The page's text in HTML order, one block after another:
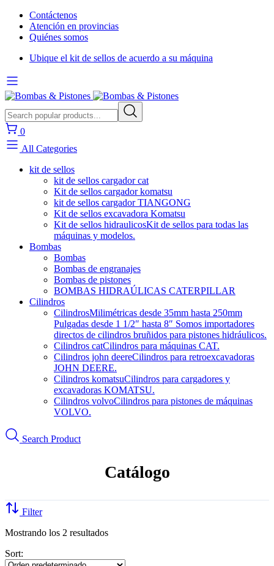
Contáctenos
Atención en provincias
Quiénes somos
Ubique el kit de sellos de acuerdo a su máquina
0
All Categories
kit de sellos
kit de sellos cargador cat
Kit de sellos cargador komatsu
kit de sellos cargador TIANGONG
Kit de sellos excavadora Komatsu
Kit de sellos hidraulicosKit de sellos para todas las
máquinas y modelos.
Bombas
Bombas
Bombas de engranajes
Bombas de pistones
BOMBAS HIDRAÚLICAS CATERPILLAR
Cilindros
CilindrosMilimétricas desde 35mm hasta 250mm
Pulgadas desde 1 1/2″ hasta 8″ Somos importadores
directos de cilindros bruñidos para pistones hidráulicos.
Cilindros catCilindros para máquinas CAT.
Cilindros john deereCilindros para retroexcavadoras
JOHN DEERE.
Cilindros komatsuCilindros para cargadores y
excavadoras KOMATSU.
Cilindros volvoCilindros para pistones de máquinas
VOLVO.
Search Product
Catálogo
Filter
Mostrando los 2 resultados
Sort: